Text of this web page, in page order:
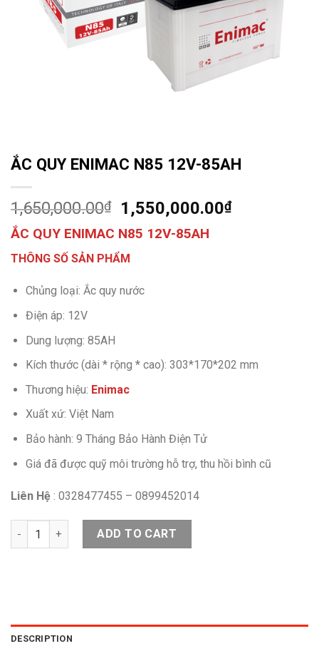
ẮC QUY ENIMAC N85 12V-85AH
1,650,000.00₫ 1,550,000.00₫
ẮC QUY ENIMAC N85 12V-85AH
THÔNG SỐ SẢN PHẨM
Chủng loại: Ắc quy nước
Điện áp: 12V
Dung lượng: 85AH
Kích thước (dài * rộng * cao): 303*170*202 mm
Thương hiệu: Enimac
Xuất xứ: Việt Nam
Bảo hành: 9 Tháng Bảo Hành Điện Tử
Giá đã được quỹ môi trường hỗ trợ, thu hồi bình cũ
Liên Hệ : 0328477455 – 0899452014
ẮC QUY ENIMAC N85 12V-85AH quantity
ADD TO CART
DESCRIPTION